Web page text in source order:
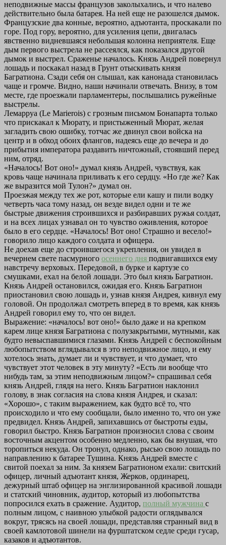
неподвижные массы французов заколыхались, и что налево
действительно была батарея. На ней еще не разошелся дымок.
Французские два конные, вероятно, адъютанта, проскакали по
горе. Под гору, вероятно, для усиления цепи, двигалась
явственно видневшаяся небольшая колонна неприятеля. Еще
дым первого выстрела не рассеялся, как показался другой
дымок и выстрел. Сраженье началось. Князь Андрей повернул
лошадь и поскакал назад в Грунт отыскивать князя
Багратиона. Сзади себя он слышал, как канонада становилась
чаще и громче. Видно, наши начинали отвечать. Внизу, в том
месте, где проезжали парламентеры, послышались ружейные
выстрелы.
Лемарруа (Le Marierois) с грозным письмом Бонапарта только
что прискакал к Мюрату, и пристыженный Мюрат, желая
загладить свою ошибку, тотчас же двинул свои войска на
центр и в обход обоих флангов, надеясь еще до вечера и до
прибытия императора раздавить ничтожный, стоявший перед
ним, отряд.
«Началось! Вот оно!» думал князь Андрей, чувствуя, как
кровь чаще начинала приливать к его сердцу. «Но где же? Как
же выразится мой Тулон?» думал он.
Проезжая между тех же рот, которые ели кашу и пили водку
четверть часа тому назад, он везде видел одни и те же
быстрые движения строившихся и разбиравших ружья солдат,
и на всех лицах узнавал он то чувство оживления, которое
было в его сердце. «Началось! Вот оно! Страшно и весело!»
говорило лицо каждого солдата и офицера.
Не доехав еще до строившегося укрепления, он увидел в
вечернем свете пасмурного осеннего дня подвигавшихся ему
навстречу верховых. Передовой, в бурке и картузе со
смушками, ехал на белой лошади. Это был князь Багратион.
Князь Андрей остановился, ожидая его. Князь Багратион
приостановил свою лошадь и, узнав князя Андрея, кивнул ему
головой. Он продолжал смотреть вперед в то время, как князь
Андрей говорил ему то, что он видел.
Выражение: «началось! вот оно!» было даже и на крепком
карем лице князя Багратиона с полузакрытыми, мутными, как
будто невыспавшимися глазами. Князь Андрей с беспокойным
любопытством вглядывался в это неподвижное лицо, и ему
хотелось знать, думает ли и чувствует, и что думает, что
чувствует этот человек в эту минуту? «Есть ли вообще что
нибудь там, за этим неподвижным лицом?» спрашивал себя
князь Андрей, глядя на него. Князь Багратион наклонил
голову, в знак согласия на слова князя Андрея, и сказал:
«Хорошо», с таким выражением, как будто всё то, что
происходило и что ему сообщали, было именно то, что он уже
предвидел. Князь Андрей, запихавшись от быстроты езды,
говорил быстро. Князь Багратион произносил слова с своим
восточным акцентом особенно медленно, как бы внушая, что
торопиться некуда. Он тронул, однако, рысью свою лошадь по
направлению к батарее Тушина. Князь Андрей вместе с
свитой поехал за ним. За князем Багратионом ехали: свитский
офицер, личный адъютант князя, Жерков, ординарец,
дежурный штаб офицер на энглизированной красивой лошади
и статский чиновник, аудитор, который из любопытства
попросился ехать в сражение. Аудитор, полный мужчина с
полным лицом, с наивною улыбкой радости оглядывался
вокруг, трясясь на своей лошади, представляя странный вид в
своей камлотовой шинели на фурштатском седле среди гусар,
казаков и адъютантов.